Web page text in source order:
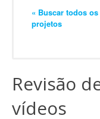
« Buscar todos os
projetos
Revisão
vídeos